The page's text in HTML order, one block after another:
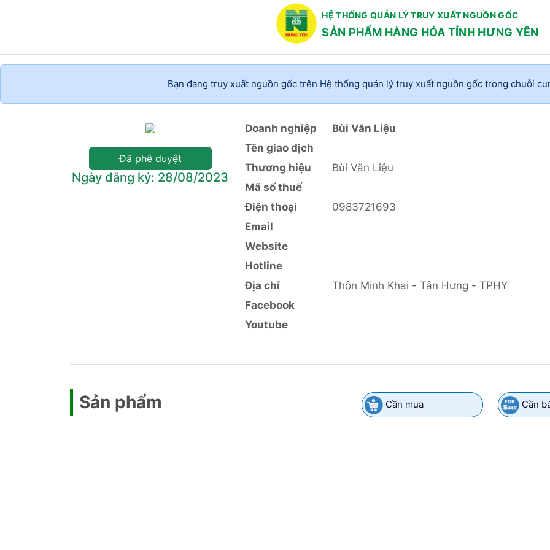
HỆ THỐNG QUẢN LÝ TRUY XUẤT NGUỒN GỐC
SẢN PHẨM HÀNG HÓA TỈNH HƯNG YÊN
Bạn đang truy xuất nguồn gốc trên Hệ thống quản lý truy xuất nguồn gốc trong chuỗi
Đã phê duyệt
Ngày đăng ký: 28/08/2023
Doanh nghiệp
Bùi Văn Liệu
Tên giao dịch
Thương hiệu
Bùi Văn Liệu
Mã số thuế
Điện thoại
0983721693
Email
Website
Hotline
Địa chỉ
Thôn Minh Khai - Tân Hưng - TPHY
Facebook
Youtube
Sản phẩm Cần mua Cần